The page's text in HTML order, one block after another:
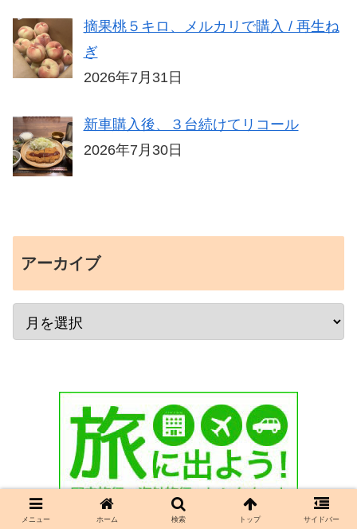
摘果桃５キロ、メルカリで購入 / 再生ね
ぎ
2026年7月31日
新車購入後、３台続けてリコール
2026年7月30日
アーカイブ
メニュー ホーム 検索 トップ サイドバー